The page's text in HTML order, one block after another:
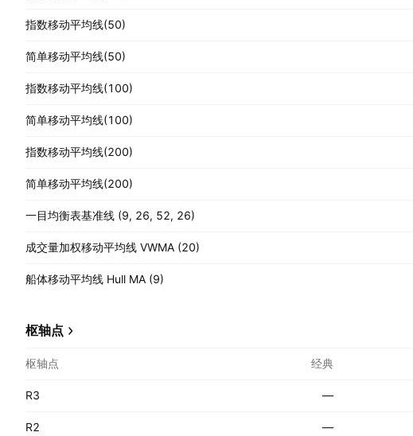
指数移动平均线(50)
简单移动平均线(50)
指数移动平均线(100)
简单移动平均线(100)
指数移动平均线(200)
简单移动平均线(200)
一目均衡表基准线 (9, 26, 52, 26)
成交量加权移动平均线 VWMA (20)
船体移动平均线 Hull MA (9)
枢轴点
枢轴点 经典
R3 —
R2 —